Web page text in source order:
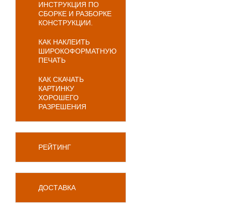
ИНСТРУКЦИЯ ПО
СБОРКЕ И РАЗБОРКЕ
КОНСТРУКЦИИ.
КАК НАКЛЕИТЬ
ШИРОКОФОРМАТНУЮ
ПЕЧАТЬ
КАК СКАЧАТЬ
КАРТИНКУ
ХОРОШЕГО
РАЗРЕШЕНИЯ
РЕЙТИНГ
ДОСТАВКА